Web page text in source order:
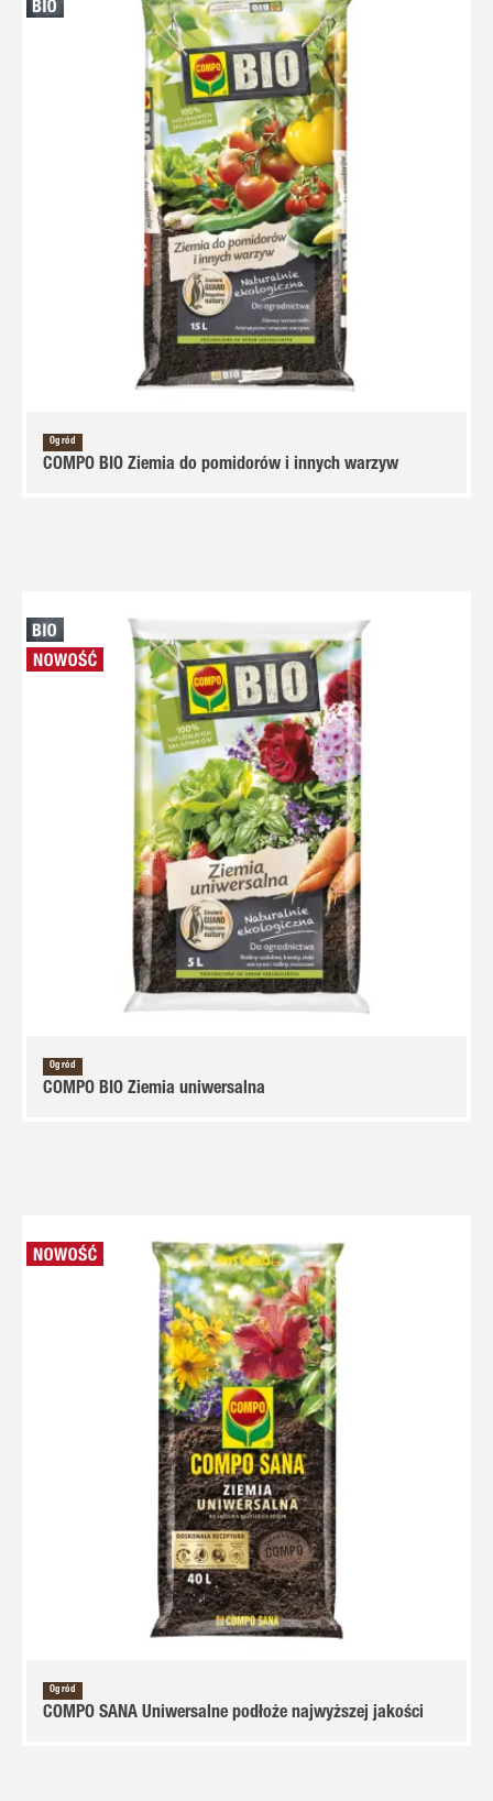
Ogród
COMPO BIO Ziemia do pomidorów i innych warzyw
Ogród
COMPO BIO Ziemia uniwersalna
Ogród
COMPO SANA Uniwersalne podłoże najwyższej jakości